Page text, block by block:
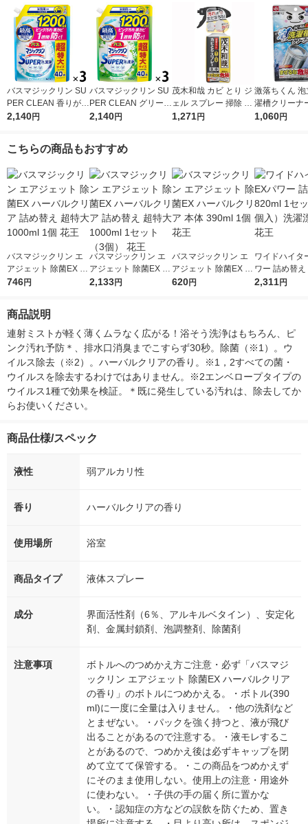
バスマジックリン SU
PER CLEAN 香りが残
らない 詰め替え 超特
2,140円
バスマジックリン SU
PER CLEAN グリーン
ハーブ 詰め替え 超特
2,140円
茂木和哉 カビ とり ジ
ェル スプレー 掃除 32
0ml レック
1,271円
激落ちくん 泡
濯槽クリーナ
120g 1セット
1,060円
こちらの商品もおすすめ
バスマジックリン エ
アジェット 除菌EX ハ
ーバルクリア 詰め替
746円
バスマジックリン エ
アジェット 除菌EX ハ
ーバルクリア 詰め替
2,133円
バスマジックリン エ
アジェット 除菌EX ハ
ーバルクリア 本体 39
620円
ワイドハイタ
ワー 詰め替
1セット（5個
2,311円
商品説明
連射ミストが軽く薄くムラなく広がる！浴そう洗浄はもちろん、ピ
ンク汚れ予防＊、排水口消臭までこすらず30秒。除菌（※1）。ウ
イルス除去（※2）。ハーバルクリアの香り。※1，2すべての菌・
ウイルスを除去するわけではありません。※2エンベロープタイプの
ウイルス1種で効果を検証。＊既に発生している汚れは、除去してか
らお使いください。
商品仕様/スペック
液性 弱アルカリ性
香り ハーバルクリアの香り
使用場所 浴室
商品タイプ 液体スプレー
成分
界面活性剤（6％、アルキルベタイン）、安定化
剤、金属封鎖剤、泡調整剤、除菌剤
注意事項
ボトルへのつめかえ方ご注意・必ず「バスマジ
ックリン エアジェット 除菌EX ハーバルクリア
の香り」のボトルにつめかえる。・ボトル(390
ml)に一度に全量は入りません。・他の洗剤など
とまぜない。・パックを強く持つと、液が飛び
出ることがあるので注意する。・液モレするこ
とがあるので、つめかえ後は必ずキャップを閉
めて立てて保管する。・この商品をつめかえず
にそのまま使用しない。使用上の注意・用途外
に使わない。・子供の手の届く所に置かな
い。・認知症の方などの誤飲を防ぐため、置き